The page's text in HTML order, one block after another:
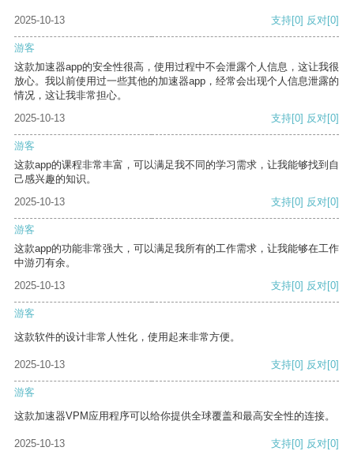
2025-10-13 支持[0] 反对[0]
游客
这款加速器app的安全性很高，使用过程中不会泄露个人信息，这让我很
放心。我以前使用过一些其他的加速器app，经常会出现个人信息泄露的
情况，这让我非常担心。
2025-10-13
支持[0] 反对[0]
游客
这款app的课程非常丰富，可以满足我不同的学习需求，让我能够找到自
己感兴趣的知识。
2025-10-13
支持[0] 反对[0]
游客
这款app的功能非常强大，可以满足我所有的工作需求，让我能够在工作
中游刃有余。
2025-10-13
支持[0] 反对[0]
游客
这款软件的设计非常人性化，使用起来非常方便。
2025-10-13 支持[0] 反对[0]
游客
这款加速器VPM应用程序可以给你提供全球覆盖和最高安全性的连接。
2025-10-13 支持[0] 反对[0]